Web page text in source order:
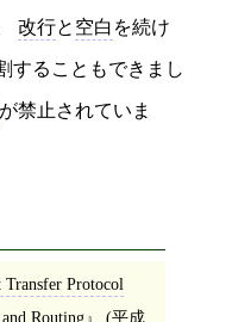
改行と 空白 を続け
することもできまし
が禁止されていま
Protocol
Routing
(平成